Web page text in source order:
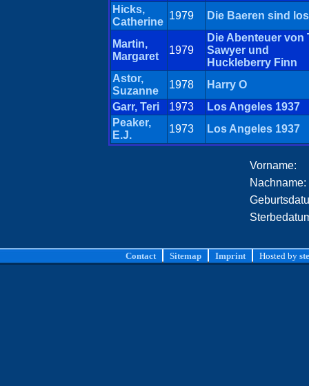
Hicks,
Catherine
1979 Die Baeren sind los
Martin,
Margaret
1979
Die Abenteuer von
Sawyer und
Huckleberry Finn
Astor,
Suzanne
1978
Harry O
Garr, Teri
1973
Los Angeles 1937
Peaker,
E.J.
1973 Los Angeles 1937
Vorname:
Nachname:
Contact Sitemap Imprint Hosted by